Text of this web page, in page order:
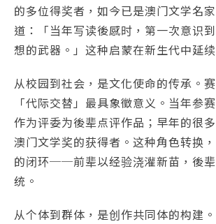
的多位得奖者，如今已是澳门文学名
道：「当年写读後感时，第一次意识
想的武器。」这种启蒙在新生代中延续
从校园到社会，是文化使命的传承。
「代际交替」最具象徵意义。当年参
作为评委为後辈点评作品；早年的很
澳门文学奖的获得者。这种角色转换
的闭环──前辈以经验浇灌新苗，後
统。
从个体到群体，是创作共同体的构建